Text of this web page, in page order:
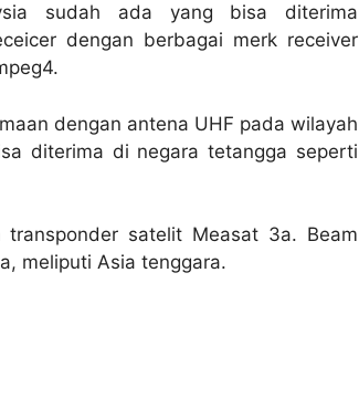
sudah ada yang bisa diterima
dengan berbagai merk receiver
dengan antena UHF pada wilayah
diterima di negara tetangga seperti
transponder satelit Measat 3a. Beam
meliputi Asia tenggara.